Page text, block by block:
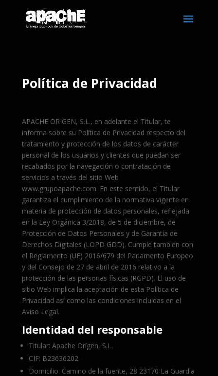
Política de Privacidad
APACHE ORIGEN, S.L., en adelante el Titular, te
informa sobre su Política de Privacidad respecto del
tratamiento y protección de los datos de carácter
personal de los usuarios y clientes que puedan ser
recabados por la navegación o contratación de
servicios a través del sitio Web
www.grupoapache.com. En este sentido, el Titular
garantiza el cumplimiento de la normativa vigente en
materia de protección de datos personales, reflejada
en la Ley Orgánica 3/2018, de 5 de diciembre, de
Protección de Datos Personales y de Garantía de
Derechos Digitales (LOPD GDD). Cumple también con
el Reglamento (UE) 2016/679 del Parlamento Europeo
y del Consejo de 27 de abril de 2016 relativo a la
protección de las personas físicas (RGPD). El uso de
sitio Web implica la aceptación de esta Política de
Privacidad así como las condiciones incluidas en el
Aviso Legal.
Identidad del responsable
Titular: Apache Orígen, S.L.
CIF: B23636202
Domicilio: Camino de la fuente, 28 23170 La Guardia